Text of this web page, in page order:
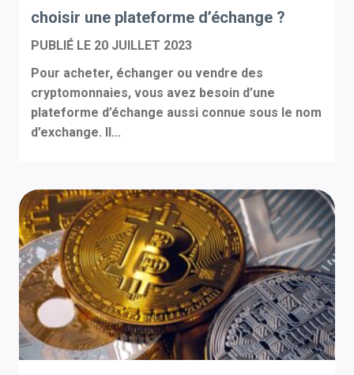
choisir une plateforme d’échange ?
PUBLIÉ LE 20 JUILLET 2023
Pour acheter, échanger ou vendre des
cryptomonnaies, vous avez besoin d’une
plateforme d’échange aussi connue sous le nom
d’exchange. Il...